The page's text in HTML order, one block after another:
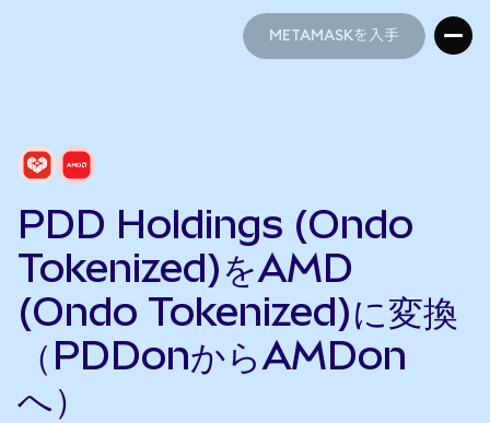
METAMASKを入手
PDD Holdings (Ondo
Tokenized)をAMD
(Ondo Tokenized)に変換
（PDDonからAMDon
へ）